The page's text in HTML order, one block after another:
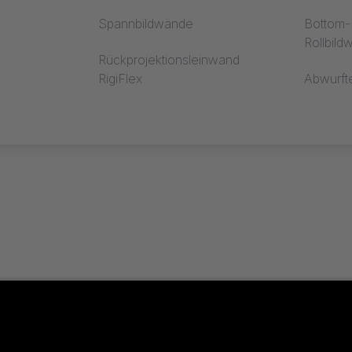
Spannbildwände
Rückprojektionsleinwand
RigiFlex